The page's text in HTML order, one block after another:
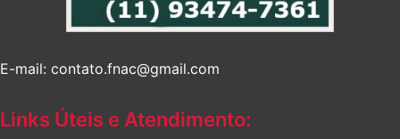
E-mail: contato.fnac@gmail.com
Links Úteis e Atendimento: